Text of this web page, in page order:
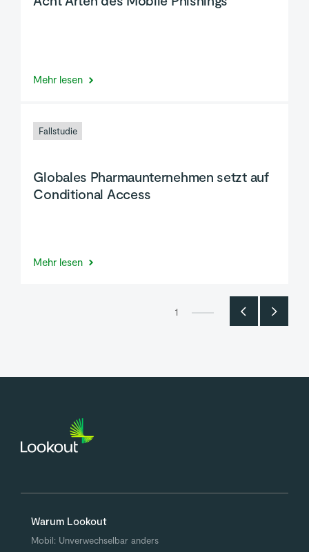
Mehr lesen
Fallstudie
Globales Pharmaunternehmen setzt auf
Conditional Access
Mehr lesen
1
Warum Lookout
Mobil: Unverwechselbar anders